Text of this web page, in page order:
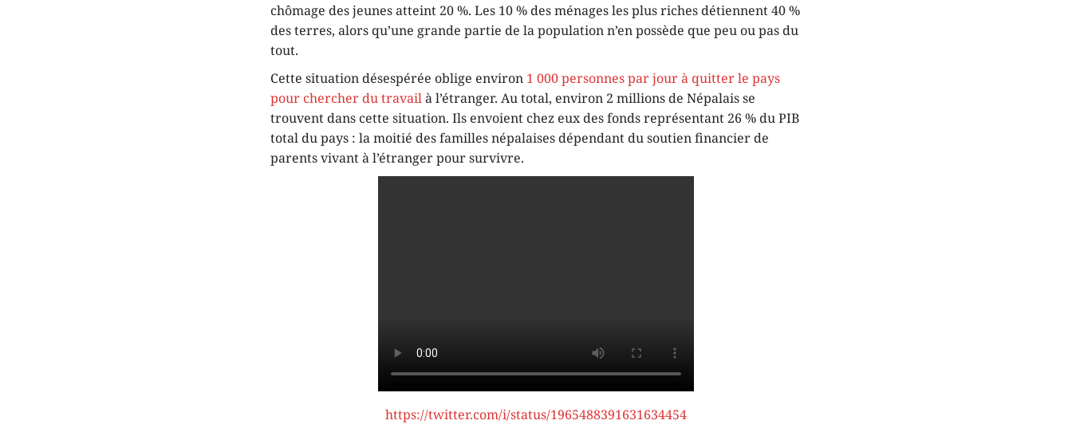
chômage des jeunes atteint 20 %. Les 10 % des ménages les plus riches détiennent 40 %
des terres, alors qu’une grande partie de la population n’en possède que peu ou pas du
tout.
Cette situation désespérée oblige environ 1 000 personnes par jour à quitter le pays
pour chercher du travailà l’étranger. Au total, environ 2 millions de Népalais se
trouvent dans cette situation. Ils envoient chez eux des fonds représentant 26 % du PIB
total du pays : la moitié des familles népalaises dépendant du soutien financier de
parents vivant à l’étranger pour survivre.
https://twitter.com/i/status/1965488391631634454